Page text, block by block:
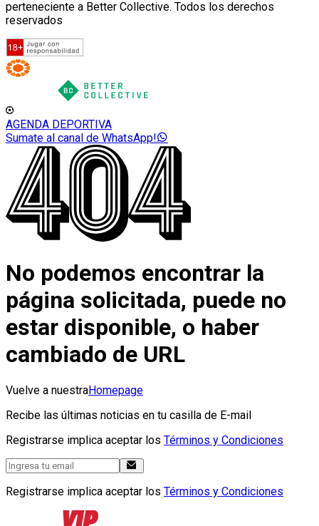
perteneciente a Better Collective. Todos los derechos
reservados
AGENDA DEPORTIVA
Sumate al canal de WhatsApp!
No podemos encontrar la
página solicitada, puede no
estar disponible, o haber
cambiado de URL
Vuelve a nuestraHomepage
Recibe las últimas noticias en tu casilla de E-mail
Registrarse implica aceptar los Términos y Condiciones
Registrarse implica aceptar los Términos y Condiciones